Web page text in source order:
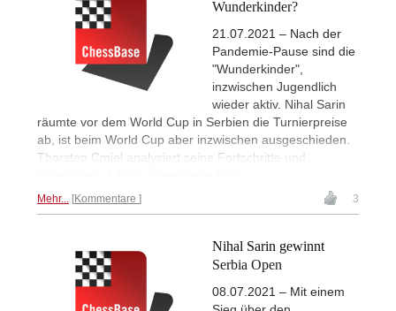
Wunderkinder?
21.07.2021 – Nach der
Pandemie-Pause sind die
"Wunderkinder",
inzwischen Jugendlich
wieder aktiv. Nihal Sarin
räumte vor dem World Cup in Serbien die Turnierpreise
ab, ist beim World Cup aber inzwischen ausgeschieden.
Thorsten Cmiel analysiert seine Fortschritte und
Mehr... Kommentare 3
Nihal Sarin gewinnt
Serbia Open
08.07.2021 – Mit einem